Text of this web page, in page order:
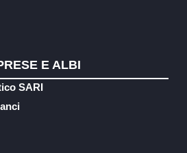
E ALBI
SARI